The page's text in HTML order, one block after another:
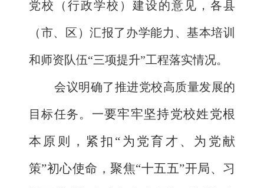
党校（行政学校）建设的意见，各县
（市、 区 ）汇报了办学能力、基本培训
和师资队伍“三项提升”工程落实情况。
会议明确了推进党校高质量发展的
目标任务。一要牢牢坚持党校姓党根
本原则，紧扣“为党育才、为党献
策”初心使命，聚焦“十五五”开局、习